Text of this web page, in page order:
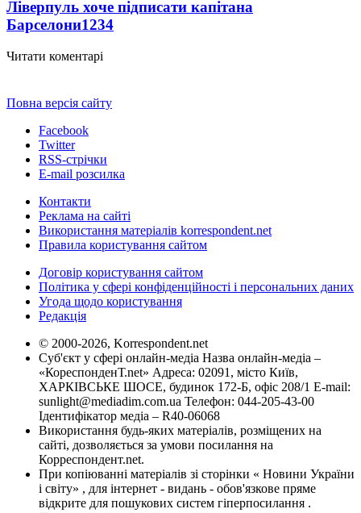
Ліверпуль хоче підписати капітана
Барселони1234
Читати коментарі
Повна версія сайту
Facebook
Twitter
RSS-стрічки
E-mail розсилка
Контакти
Реклама на сайті
Використання матеріалів korrespondent.net
Правила користування сайтом
Договір користування сайтом
Політика у сфері конфіденційності і персональних даних
Угода щодо користування
Редакція
© 2000-2026, Korrespondent.net
Суб'єкт у сфері онлайн-медіа Назва онлайн-медіа –
«КореспонденТ.net» Адреса: 02091, місто Київ,
ХАРКІВСЬКЕ ШОСЕ, будинок 172-Б, офіс 208/1 E-mail:
sunlight@mediadim.com.ua Телефон: 044-205-43-00
Ідентифікатор медіа – R40-06068
Використання будь-яких матеріалів, розміщених на
сайті, дозволяється за умови посилання на
Корреспондент.net.
При копіюванні матеріалів зі сторінки « Новини України
і світу» , для інтернет - видань - обов'язкове пряме
відкрите для пошукових систем гіперпосилання .